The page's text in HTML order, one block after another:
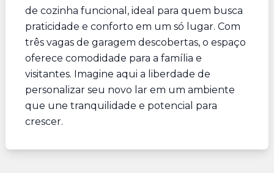
de cozinha funcional, ideal para quem busca
praticidade e conforto em um só lugar. Com
três vagas de garagem descobertas, o espaço
oferece comodidade para a família e
visitantes. Imagine aqui a liberdade de
personalizar seu novo lar em um ambiente
que une tranquilidade e potencial para
crescer.